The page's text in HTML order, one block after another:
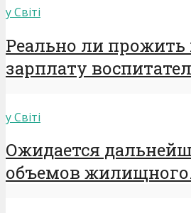
у Світі
Реально ли прожить
зарплату
у Світі
Ожидается
объемов